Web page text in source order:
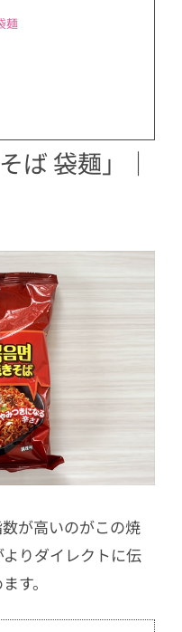
麺
ば 袋麺」｜
が高いのがこの焼
りダイレクトに伝
す。